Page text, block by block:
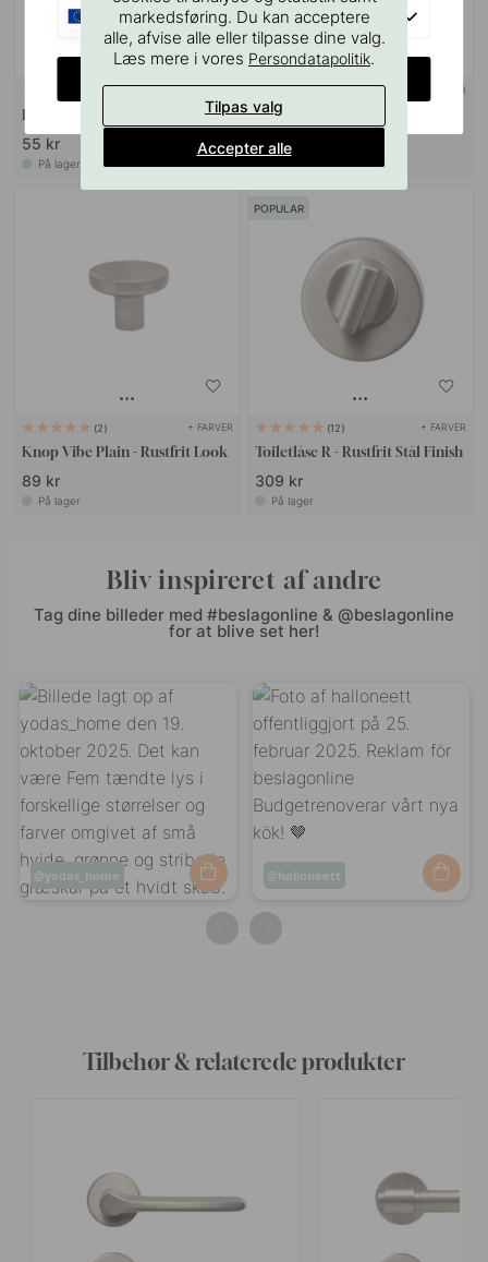
22
Dørgrebsstop - Sort 3st
55 kr
På lager
+ LÆNGDER
Greb Vibe Grip - Rustfrit Look
139 kr
2 + FARVER
Knop Vibe Plain - Rustfrit Look
89 kr
På lager
POPULAR
12 + FARVER
Toiletlåse R - Rustfrit Stål Finish
309 kr
På lager
Bliv inspireret af andre
Tag dine billeder med #beslagonline & @beslagonline
for at blive set her!
Opslag
yodas_home
Opslag
af
halloneett
Tilbehør & relaterede produkter
markedsføring. Du kan acceptere
alle, afvise alle eller tilpasse dine valg.
Læs mere i vores Persondatapolitik.
Tilpas valg
Accepter alle
EU